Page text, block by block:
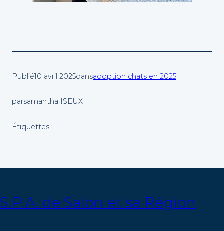
Publié10 avril 2025dansadoption chats en 2025
parsamantha ISEUX
Étiquettes :
S.P.A. de Salon et sa Région